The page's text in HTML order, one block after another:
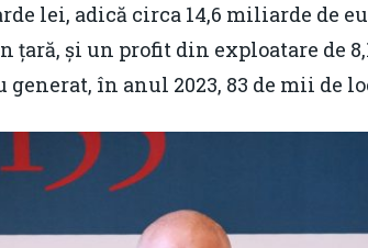
lei, adică circa 14,6 miliarde de
și un profit din exploatare de
în anul 2023, 83 de mii de